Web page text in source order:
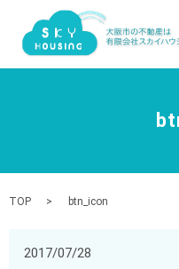
TOP btn_icon
2017/07/28